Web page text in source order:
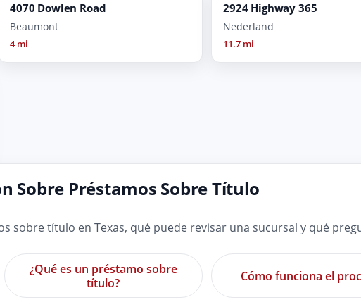
4070 Dowlen Road
Beaumont
4 mi
2924 Highway 365
Nederland
11.7 mi
Sobre Préstamos Sobre Título
sobre título en Texas, qué puede revisar una sucursal y qué
¿Qué es un préstamo sobre
título?
Cómo funciona el